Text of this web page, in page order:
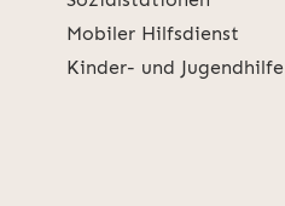
Mobiler Hilfsdienst
Kinder- und Jugendhilfe